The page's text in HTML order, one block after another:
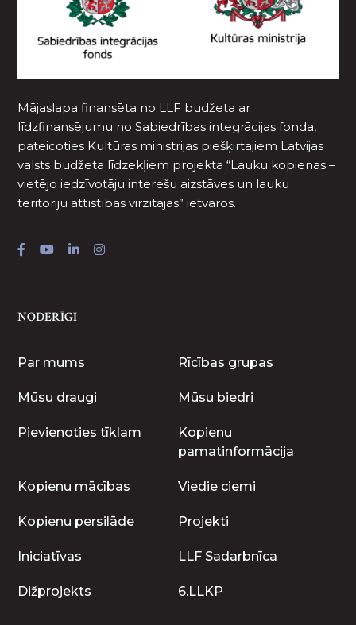
Mājaslapa finansēta no LLF budžeta ar
līdzfinansējumu no Sabiedrības integrācijas fonda,
pateicoties Kultūras ministrijas piešķirtajiem Latvijas
valsts budžeta līdzekļiem projekta “Lauku kopienas –
vietējo iedzīvotāju interešu aizstāves un lauku
teritoriju attīstības virzītājas” ietvaros.
NODERĪGI
Par mums Rīcības grupas
Mūsu draugi Mūsu biedri
Pievienoties tīklam
Kopienu
pamatinformācija
Kopienu mācības Viedie ciemi
Kopienu persilāde Projekti
Iniciatīvas LLF Sadarbnīca
Dižprojekts 6.LLKP